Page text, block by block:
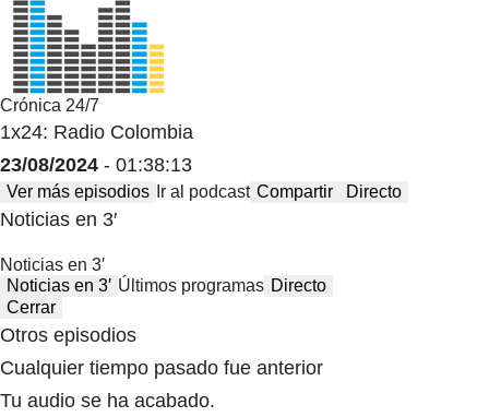
Crónica 24/7
1x24: Radio Colombia
23/08/2024 - 01:38:13
Ver más episodios Ir al podcast Compartir Directo
Noticias en 3′
Noticias en 3′
Noticias en 3′ Últimos programas Directo
Cerrar
Otros episodios
Cualquier tiempo pasado fue anterior
Tu audio se ha acabado.